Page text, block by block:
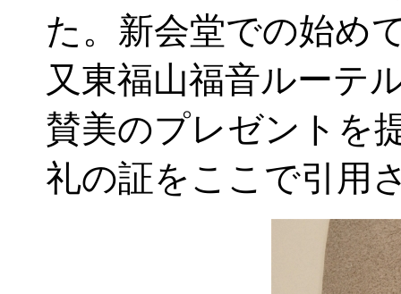
た。新会堂での始め
又東福山福音ルーテ
賛美のプレゼントを
礼の証をここで引用